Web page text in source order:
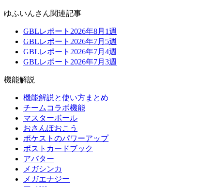
ゆふいんさん関連記事
GBLレポート2026年8月1週
GBLレポート2026年7月5週
GBLレポート2026年7月4週
GBLレポート2026年7月3週
機能解説
機能解説と使い方まとめ
チームコラボ機能
マスターボール
おさんぽおこう
ポケストのパワーアップ
ポストカードブック
アバター
メガシンカ
メガエナジー